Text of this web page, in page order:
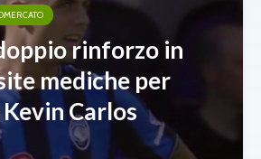
rinforzo in
mediche per
Carlos